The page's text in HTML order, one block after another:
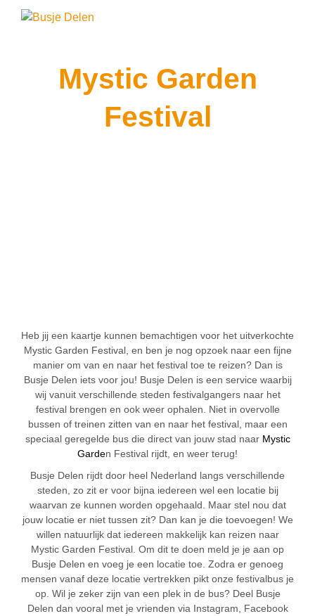
Mystic Garden
Festival
Heb jij een kaartje kunnen bemachtigen voor het uitverkochte
Mystic Garden Festival, en ben je nog opzoek naar een fijne
manier om van en naar het festival toe te reizen? Dan is
Busje Delen iets voor jou! Busje Delen is een service waarbij
wij vanuit verschillende steden festivalgangers naar het
festival brengen en ook weer ophalen. Niet in overvolle
bussen of treinen zitten van en naar het festival, maar een
speciaal geregelde bus die direct van jouw stad naar Mystic
Garden Festival rijdt, en weer terug!
Busje Delen rijdt door heel Nederland langs verschillende
steden, zo zit er voor bijna iedereen wel een locatie bij
waarvan ze kunnen worden opgehaald. Maar stel nou dat
jouw locatie er niet tussen zit? Dan kan je die toevoegen! We
willen natuurlijk dat iedereen makkelijk kan reizen naar
Mystic Garden Festival. Om dit te doen meld je je aan op
Busje Delen en voeg je een locatie toe. Zodra er genoeg
mensen vanaf deze locatie vertrekken pikt onze festivalbus je
op. Wil je zeker zijn van een plek in de bus? Deel Busje
Delen dan vooral met je vrienden via Instagram, Facebook